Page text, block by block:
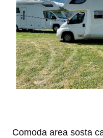
Comoda area sosta